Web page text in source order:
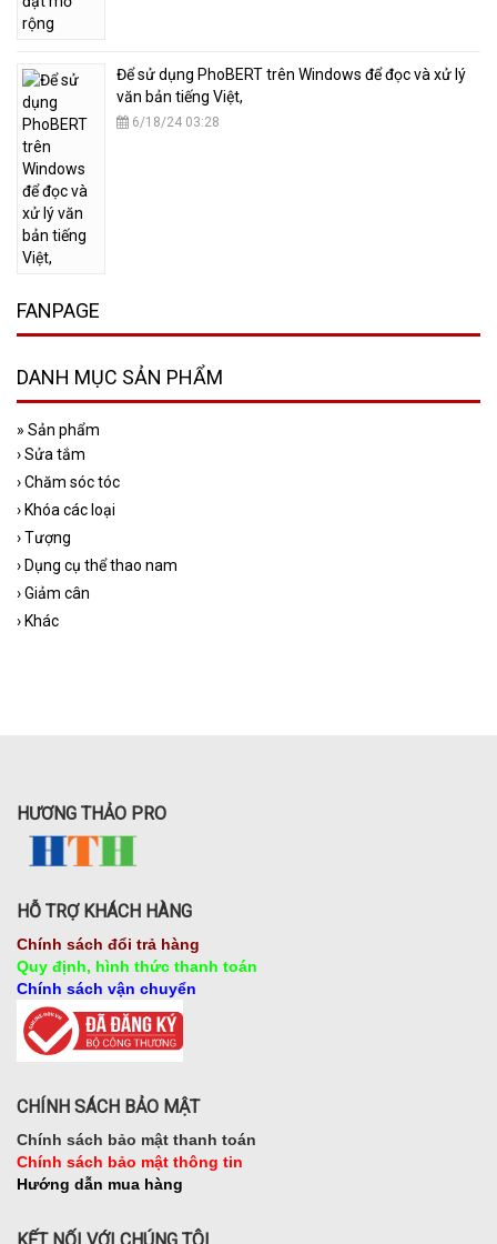
​Để sử dụng PhoBERT trên Windows để đọc và xử lý
văn bản tiếng Việt,
6/18/24 03:28
FANPAGE
DANH MỤC SẢN PHẨM
» Sản phẩm
›Sửa tắm
›Chăm sóc tóc
› Khóa các loại
›Tượng
› Dụng cụ thể thao nam
›Giảm cân
› Khác
HƯƠNG THẢO PRO
HỖ TRỢ KHÁCH HÀNG
Chính sách đổi trả hàng
Quy định, hình thức thanh toán
Chính sách vận chuyển
CHÍNH SÁCH BẢO MẬT
Chính sách bảo mật thanh toán
Chính sách bảo mật thông tin
Hướng dẫn mua hàng